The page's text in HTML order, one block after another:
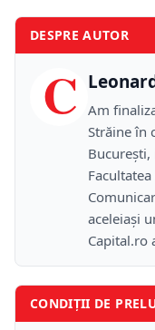
DESPRE AUTOR
C
Am
Străine în
aceleiași
Capital.ro
CONDIȚII DE